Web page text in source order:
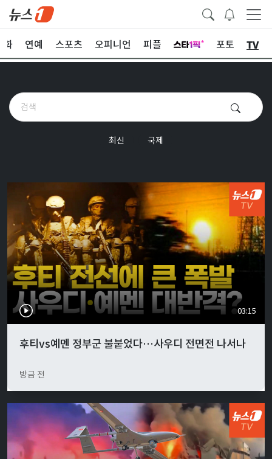
화 연예 스포츠 오피니언 피플 포토 TV
최신 국제
03:15
후티vs예멘 정부군 불붙었다…사우디 전면전 나서나
방금 전